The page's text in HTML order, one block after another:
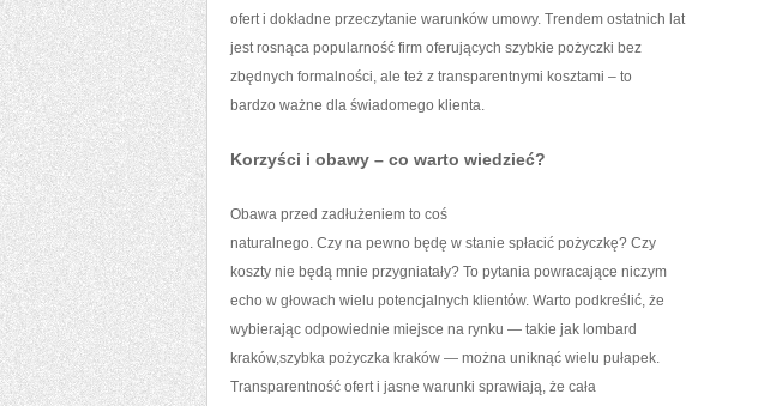
ofert i dokładne przeczytanie warunków umowy. Trendem ostatnich lat
jest rosnąca popularność firm oferujących szybkie pożyczki bez
zbędnych formalności, ale też z transparentnymi kosztami – to
bardzo ważne dla świadomego klienta.
Korzyści i obawy – co warto wiedzieć?
Obawa przed zadłużeniem to coś
naturalnego. Czy na pewno będę w stanie spłacić pożyczkę? Czy
koszty nie będą mnie przygniatały? To pytania powracające niczym
echo w głowach wielu potencjalnych klientów. Warto podkreślić, że
wybierając odpowiednie miejsce na rynku — takie jak lombard
kraków,szybka pożyczka kraków — można uniknąć wielu pułapek.
Transparentność ofert i jasne warunki sprawiają, że cała